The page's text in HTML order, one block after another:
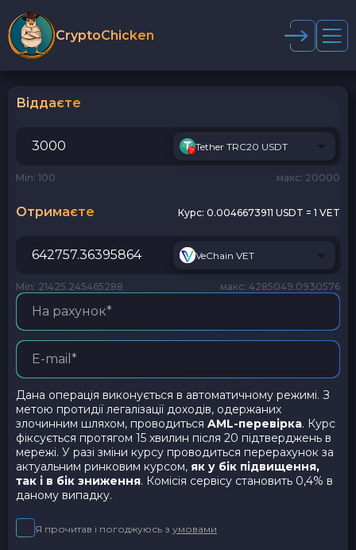
CryptoChicken
Віддаєте
Tether TRC20 USDT
Min: 100 макс: 20000
Отримаєте Курс: 0.0046673911 USDT = 1 VET
VeChain VET
Min: 21425.245465288 макс: 4285049.0930576
Дана операція виконується в автоматичному режимі. З
метою протидії легалізації доходів, одержаних
злочинним шляхом, проводиться AML-перевірка. Курс
фіксується протягом 15 хвилин після 20 підтверджень в
мережі. У разі зміни курсу проводиться перерахунок за
актуальним ринковим курсом, як у бік підвищення,
так і в бік зниження. Комісія сервісу становить 0,4% в
даному випадку.
Я прочитав і погоджуюсь з умовами